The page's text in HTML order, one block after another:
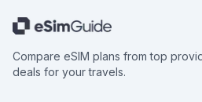
Compare eSIM plans from top
deals for your travels.